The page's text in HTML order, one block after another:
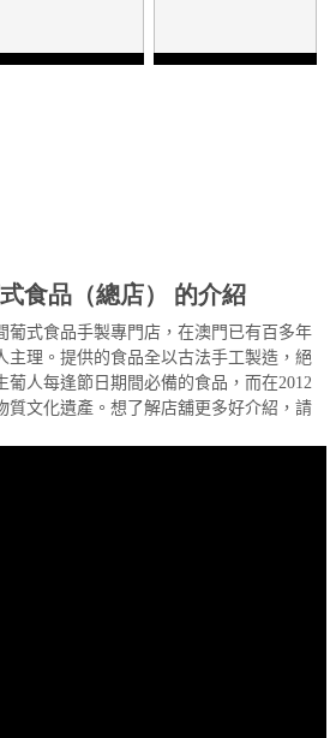
食品（總店） 的介紹
葡式食品手製專門店，在澳門已有百多年
主理。提供的食品全以古法手工製造，絕
葡人每逢節日期間必備的食品，而在2012
質文化遺產。想了解店舖更多好介紹，請